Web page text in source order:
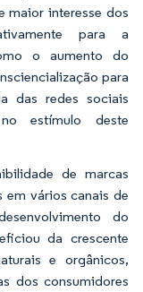
maior interesse dos
para a
o aumento do
para
das redes sociais
estímulo deste
de marcas
em vários canais de
do
da crescente
e orgânicos,
dos consumidores